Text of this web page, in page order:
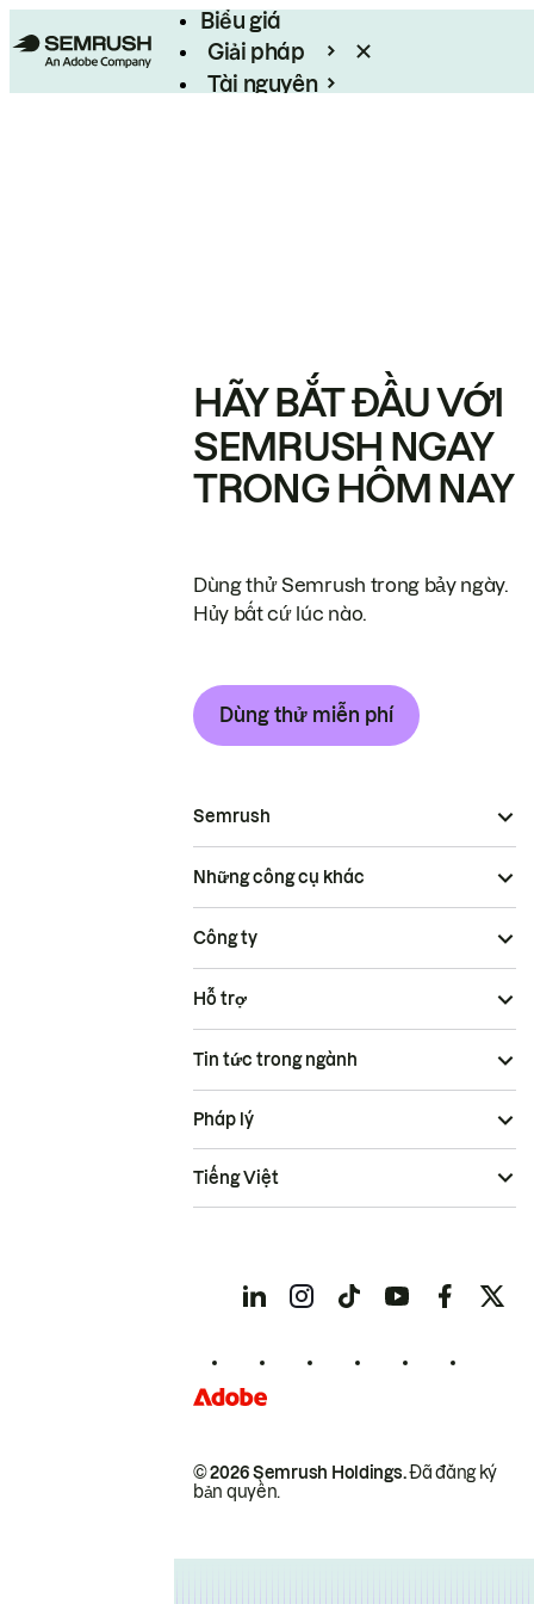
Biểu giá
Giải pháp
Tài nguyên
HÃY BẮT ĐẦU VỚI
SEMRUSH NGAY
TRONG HÔM NAY
Dùng thử Semrush trong bảy ngày.
Hủy bất cứ lúc nào.
Dùng thử miễn phí
Semrush
Những công cụ khác
Công ty
Hỗ trợ
Tin tức trong ngành
© 2026 Semrush Holdings.Đã đăng ký
bản quyền.
Pháp lý
Tiếng Việt